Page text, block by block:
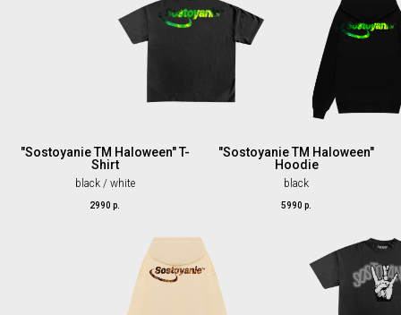
"Sostoyanie TM Haloween" T-
Shirt
black / white
2990 р.
"Sostoyanie TM Haloween"
Hoodie
black
5990 р.